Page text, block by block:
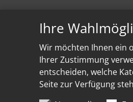
Ihre
Wir möchten Ihnen ein
Ihrer Zustimmung
entscheiden, welche
Seite zur Verfügung